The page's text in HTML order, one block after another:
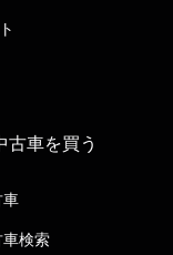
車を買う
検索